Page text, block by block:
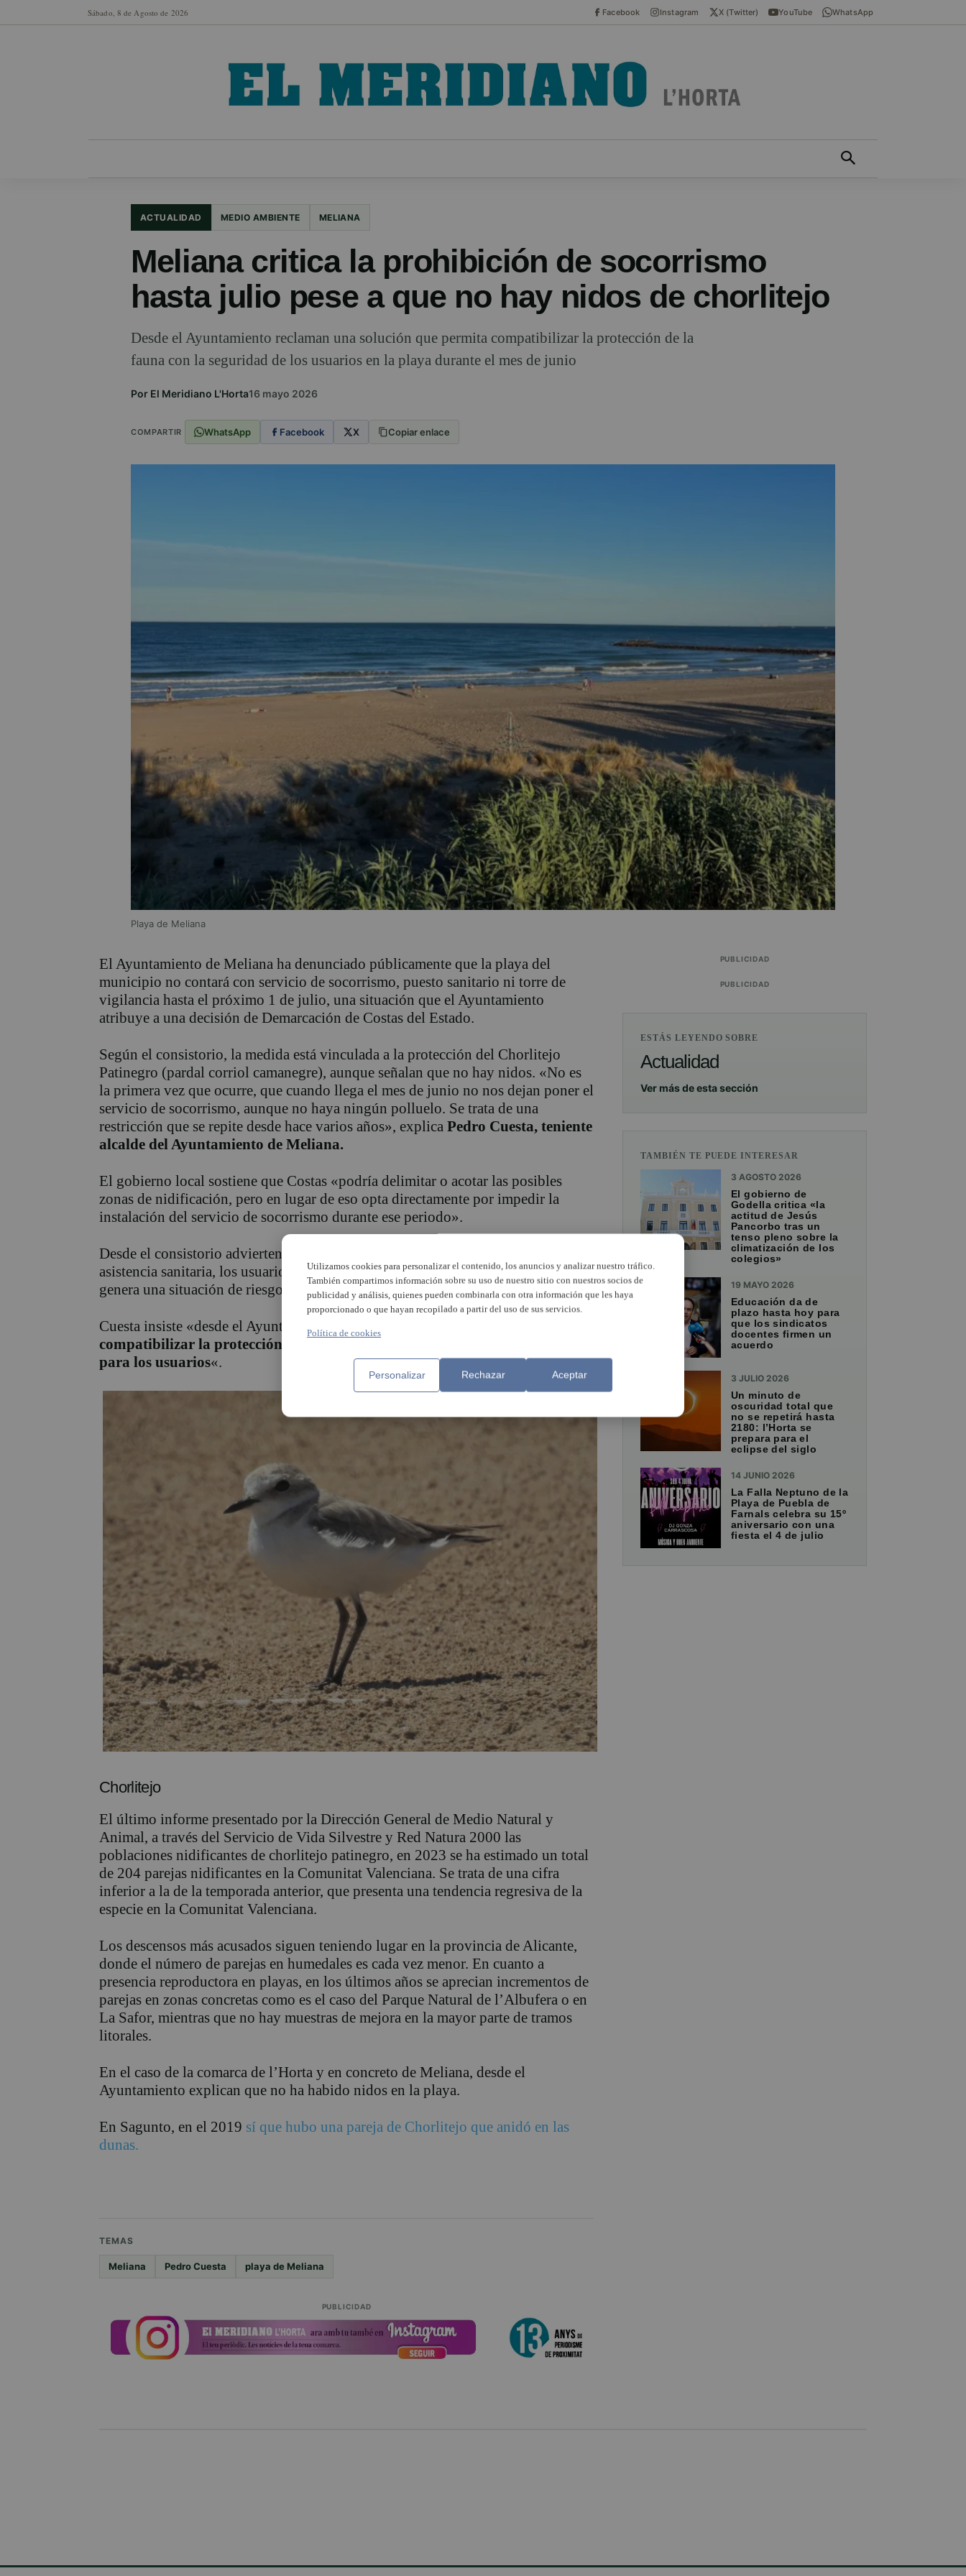
Sábado, 8 de Agosto de 2026 Facebook Instagram X (Twitter) YouTube WhatsApp
ACTUALIDAD MEDIO AMBIENTE MELIANA
Meliana critica la prohibición de socorrismo
hasta julio pese a que no hay nidos de chorlitejo
Desde el Ayuntamiento reclaman una solución que permita compatibilizar la protección de la
fauna con la seguridad de los usuarios en la playa durante el mes de junio
Por El Meridiano L'Horta16 mayo 2026
COMPARTIR WhatsApp Facebook X Copiar enlace
Playa de Meliana
El Ayuntamiento de Meliana ha denunciado públicamente que la playa del
municipio no contará con servicio de socorrismo, puesto sanitario ni torre de
vigilancia hasta el próximo 1 de julio, una situación que el Ayuntamiento
atribuye a una decisión de Demarcación de Costas del Estado.
Según el consistorio, la medida está vinculada a la protección del Chorlitejo
Patinegro (pardal corriol camanegre), aunque señalan que no hay nidos. «No es
la primera vez que ocurre, que cuando llega el mes de junio no nos dejan poner el
servicio de socorrismo, aunque no haya ningún polluelo. Se trata de una
restricción que se repite desde hace varios años», explica Pedro Cuesta, teniente
alcalde del Ayuntamiento de Meliana.
El gobierno local sostiene que Costas «podría delimitar o acotar las posibles
zonas de nidificación, pero en lugar de eso opta directamente por impedir la
instalación del servicio de socorrismo durante ese periodo».
Desde el consistorio advierten de que, pese a la ausencia de vigilancia y
asistencia sanitaria, los usuarios siguen acudiendo a la playa, lo que, a su juicio,
genera una situación de riesgo para la seguridad de los bañistas.
Cuesta insiste «desde el Ayuntamiento reclamamos una solución que
compatibilizar la protección de la fauna con la seguridad en nuestra playa
para los usuarios«.
Chorlitejo
El último informe presentado por la Dirección General de Medio Natural y
Animal, a través del Servicio de Vida Silvestre y Red Natura 2000 las
poblaciones nidificantes de chorlitejo patinegro, en 2023 se ha estimado un total
de 204 parejas nidificantes en la Comunitat Valenciana. Se trata de una cifra
inferior a la de la temporada anterior, que presenta una tendencia regresiva de la
especie en la Comunitat Valenciana.
Los descensos más acusados siguen teniendo lugar en la provincia de Alicante,
donde el número de parejas en humedales es cada vez menor. En cuanto a
presencia reproductora en playas, en los últimos años se aprecian incrementos de
parejas en zonas concretas como es el caso del Parque Natural de l’Albufera o en
La Safor, mientras que no hay muestras de mejora en la mayor parte de tramos
litorales.
En el caso de la comarca de l’Horta y en concreto de Meliana, desde el
Ayuntamiento explican que no ha habido nidos en la playa.
En Sagunto, en el 2019 sí que hubo una pareja de Chorlitejo que anidó en las
dunas.
TEMAS
Meliana Pedro Cuesta playa de Meliana
PUBLICIDAD
PUBLICIDAD
PUBLICIDAD
ESTÁS LEYENDO SOBRE
Actualidad
Ver más de esta sección
TAMBIÉN TE PUEDE INTERESAR
3 AGOSTO 2026
El gobierno de
Godella critica «la
actitud de Jesús
Pancorbo tras un
tenso pleno sobre la
climatización de los
colegios»
19 MAYO 2026
Educación da de
plazo hasta hoy para
que los sindicatos
docentes firmen un
acuerdo
3 JULIO 2026
Un minuto de
oscuridad total que
no se repetirá hasta
2180: l’Horta se
prepara para el
eclipse del siglo
14 JUNIO 2026
La Falla Neptuno de la
Playa de Puebla de
Farnals celebra su 15º
aniversario con una
fiesta el 4 de julio
Utilizamos cookies para personalizar el contenido, los anuncios y analizar nuestro tráfico.
También compartimos información sobre su uso de nuestro sitio con nuestros socios de
publicidad y análisis, quienes pueden combinarla con otra información que les haya
proporcionado o que hayan recopilado a partir del uso de sus servicios.
Política de cookies
Personalizar Rechazar Aceptar